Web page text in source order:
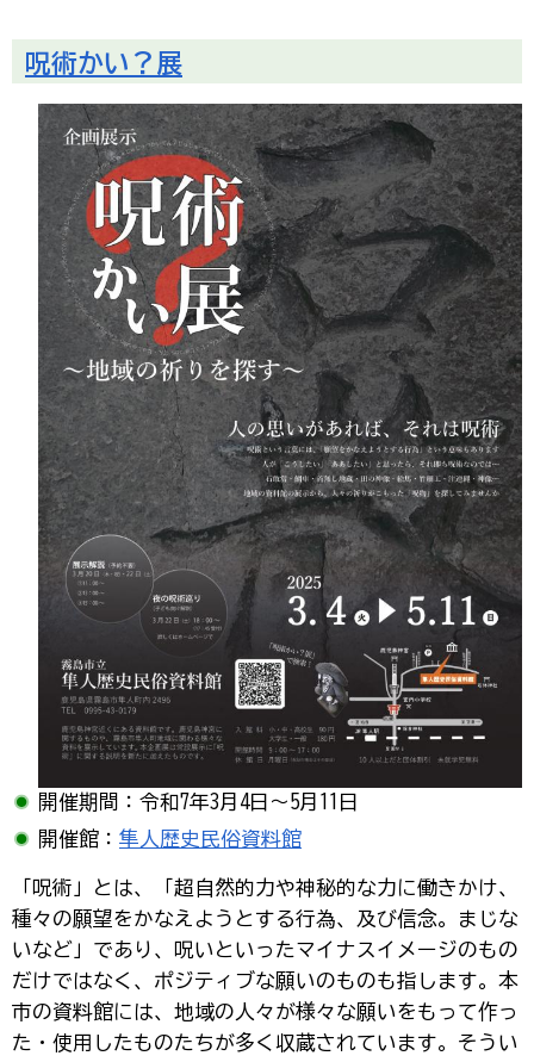
呪術かい？展
開催期間：令和7年3月4日～5月11日
開催館： 隼人歴史民俗資料館
「呪術」とは、「超自然的力や神秘的な力に働きかけ、
種々の願望をかなえようとする行為、及び信念。まじな
いなど」であり、呪いといったマイナスイメージのもの
だけではなく、ポジティブな願いのものも指します。本
市の資料館には、地域の人々が様々な願いをもって作っ
た・使用したものたちが多く収蔵されています。そうい